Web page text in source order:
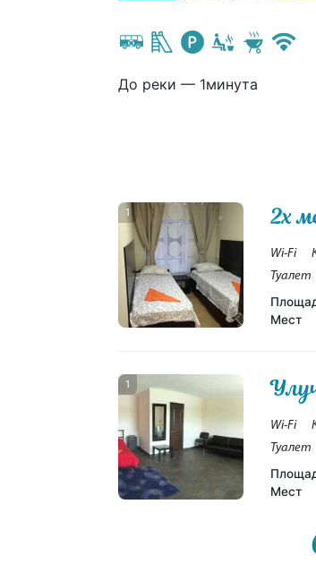
До реки — 1минута
1 2х
Wi-Fi
Туалет
Мест
1
Wi-Fi
Туалет
Мест